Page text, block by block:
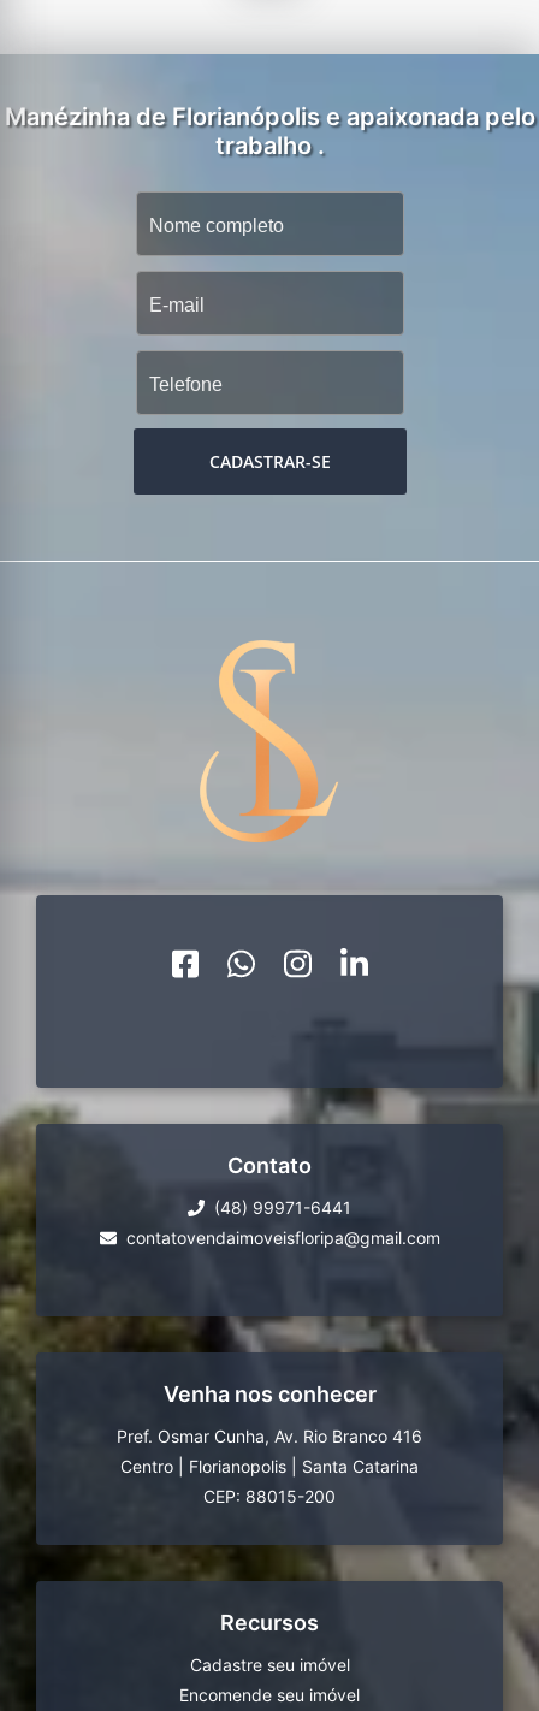
Manézinha de Florianópolis e apaixonada pelo
trabalho .
CADASTRAR-SE
Contato
(48) 99971-6441
contatovendaimoveisfloripa@gmail.com
Venha nos conhecer
Pref. Osmar Cunha, Av. Rio Branco 416
Centro
Florianopolis
Santa Catarina
CEP: 88015-200
Recursos
Cadastre seu imóvel
Encomende seu imóvel